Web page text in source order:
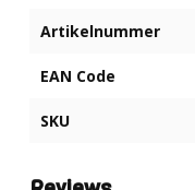
Artikelnummer
EAN Code
SKU